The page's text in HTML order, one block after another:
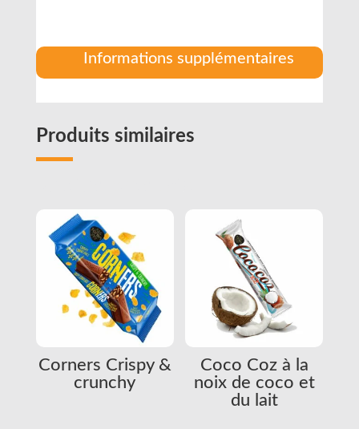
Informations supplémentaires
Produits similaires
Corners Crispy &
crunchy
Coco Coz à la
noix de coco et
du lait